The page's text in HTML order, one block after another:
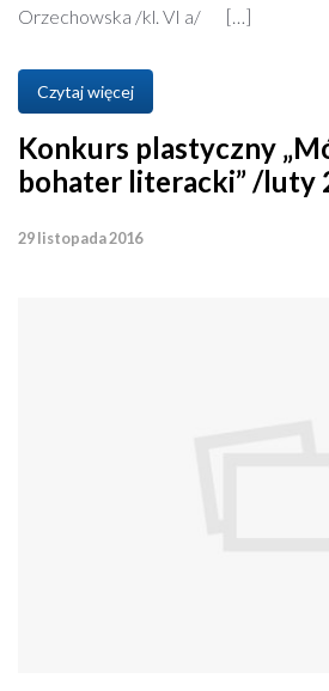
Orzechowska /kl. VI a/ […]
Czytaj więcej
Konkurs plastyczny
bohater literacki” /luty
29 listopada 2016